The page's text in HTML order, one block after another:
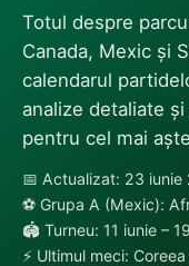
Totul despre
Canada, Mexic și
calendarul
analize detaliate
pentru cel mai
📅 Actualizat: 23 iunie
⚽ Grupa A (Mexic):
🏟 Turneu: 11 iunie –
⚡ Ultimul meci: